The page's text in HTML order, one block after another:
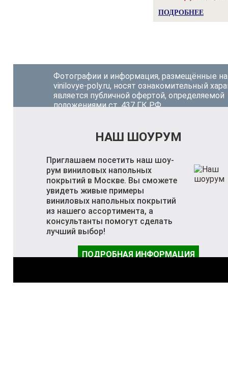
ПОДРОБНЕЕ
Фотографии и информация, размещённые на
vinilovye-poly.ru, носят ознакомительный
является публичной офертой, определяемой
положениями ст. 437 ГК РФ.
НАШ ШОУРУМ
Приглашаем посетить наш шоу-
рум виниловых напольных
покрытий в Москве. Вы сможете
увидеть живые примеры
виниловых напольных покрытий
из нашего ассортимента, а
консультанты помогут сделать
лучший выбор!
ПОДРОБНАЯ ИНФОРМАЦИЯ